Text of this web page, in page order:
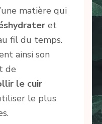
matière qui
et
fil du temps.
ainsi son
de
le cuir
le plus